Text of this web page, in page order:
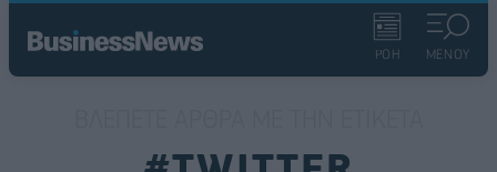
ΡΟΗ ΜΕΝΟΥ